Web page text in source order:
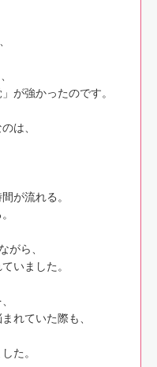
が強かったのです。
は、
が流れる。
がら、
いました。
れていた際も、
た。